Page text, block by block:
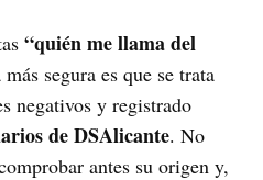
“quién me llama del
segura es que se trata
negativos y registrado
de DSAlicante. No
antes su origen y,